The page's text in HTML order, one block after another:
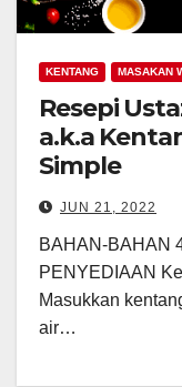
KENTANG MASAKAN
Resepi
a.k.a
Simple
JUN 21, 2022
BAHAN-BAHAN
PENYEDIAAN
Masukkan
air…